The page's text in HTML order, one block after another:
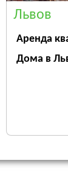
Львов
Аренда
Дома в